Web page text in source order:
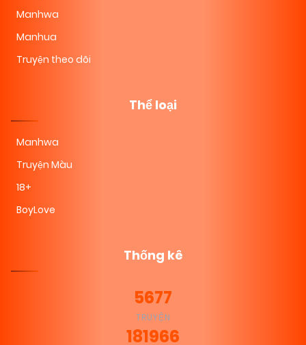
Manhwa
Manhua
Truyện theo dõi
Thể loại
Manhwa
Truyện Màu
18+
BoyLove
Thống kê
5677
TRUYỆN
181966